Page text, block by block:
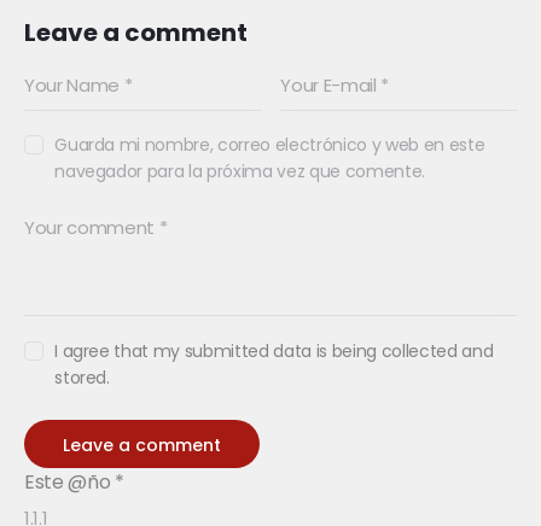
Leave a comment
Guarda mi nombre, correo electrónico y web en este
navegador para la próxima vez que comente.
I agree that my submitted data is being collected and
stored.
Este @ño *